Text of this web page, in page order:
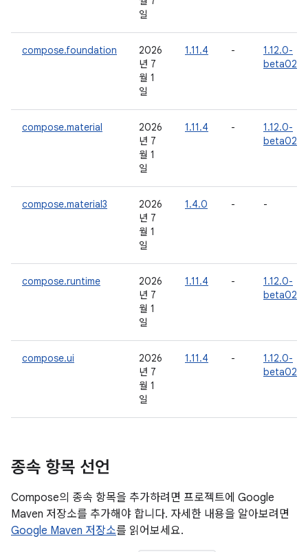
일
compose.foundation
2026
년 7
월 1
일
1.11.4 -
1.12.0-
beta02
compose.material
2026
년 7
월 1
일
1.11.4 -
1.12.0-
beta02
compose.material3
2026
년 7
월 1
일
1.4.0 - -
compose.runtime
2026
년 7
월 1
일
1.11.4 -
1.12.0-
beta02
compose.ui
2026
년 7
월 1
일
1.11.4 -
1.12.0-
beta02
종속 항목 선언
Compose의 종속 항목을 추가하려면 프로젝트에 Google
Maven 저장소를 추가해야 합니다. 자세한 내용을 알아보려면
Google Maven 저장소를 읽어보세요.